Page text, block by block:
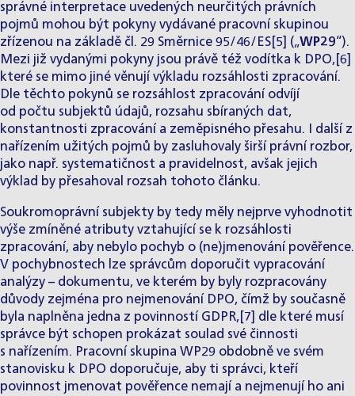
správné interpretace uvedených neurčitých právních
pojmů mohou být pokyny vydávané pracovní skupinou
zřízenou na základě čl. 29 Směrnice 95/46/ES[5] („WP29“).
Mezi již vydanými pokyny jsou právě též vodítka k DPO,[6]
které se mimo jiné věnují výkladu rozsáhlosti zpracování.
Dle těchto pokynů se rozsáhlost zpracování odvíjí
od počtu subjektů údajů, rozsahu sbíraných dat,
konstantnosti zpracování a zeměpisného přesahu. I další z
nařízením užitých pojmů by zasluhovaly širší právní rozbor,
jako např. systematičnost a pravidelnost, avšak jejich
výklad by přesahoval rozsah tohoto článku.
Soukromoprávní subjekty by tedy měly nejprve vyhodnotit
výše zmíněné atributy vztahující se k rozsáhlosti
zpracování, aby nebylo pochyb o (ne)jmenování pověřence.
V pochybnostech lze správcům doporučit vypracování
analýzy – dokumentu, ve kterém by byly rozpracovány
důvody zejména pro nejmenování DPO, čímž by současně
byla naplněna jedna z povinností GDPR,[7] dle které musí
správce být schopen prokázat soulad své činnosti
s nařízením. Pracovní skupina WP29 obdobně ve svém
stanovisku k DPO doporučuje, aby ti správci, kteří
povinnost jmenovat pověřence nemají a nejmenují ho ani